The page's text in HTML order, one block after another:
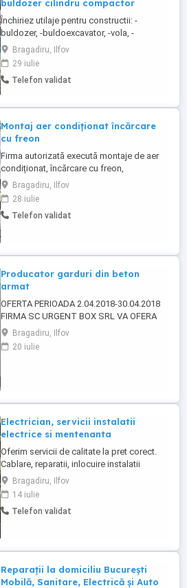
buldozer cilindru compactor
Închiriez utilaje pentru constructii: -
buldozer, -buldoexcavator, -vola, -
miniincarcator Bobcat, -miniexcavator -
autobasculante 8x4 - autobasculante
articulate; -cilindru compactor 4 tone; -
trailer agabaritic. Preturi în funcție de
utilaje de construcții pentru ...
Bragadiru, Ilfov
29 iulie
Telefon validat
Montaj aer condiționat încărcare
cu freon
Firma autorizată execută montaje de aer
condiționat, încărcare cu freon,
igienizarea și realocari de aer condiționat.
Bragadiru, Ilfov
28 iulie
Telefon validat
Producator garduri din beton
armat
OFERTA PERIOADA 2.04.2018-30.04.2018
FIRMA SC URGENT BOX SRL VA OFERA
PLACI SI STALPI DIN BETON ARMAT LA
INALTIMEA DE 1.80 M LA PRETUL DE 150
LEI/ML (FARA TVA) MANOPERA MONTAJ
NOSTRU DIN JUD.ILFOV,ORAS ...
Bragadiru, Ilfov
20 iulie
Electrician, servicii instalatii
electrice si mentenanta
Oferim servicii de calitate la pret corect.
Cablare, reparatii, inlocuire instalatii
electrice, Montaj aparatura si corpuri
iluminat, iluminat exterior, suplimantare
tablouri electrice, montaj prize, lustre etc
Bragadiru, Ilfov
14 iulie
Telefon validat
Reparații la domiciliu București
Mobilă, Sanitare, Electrică și Auto